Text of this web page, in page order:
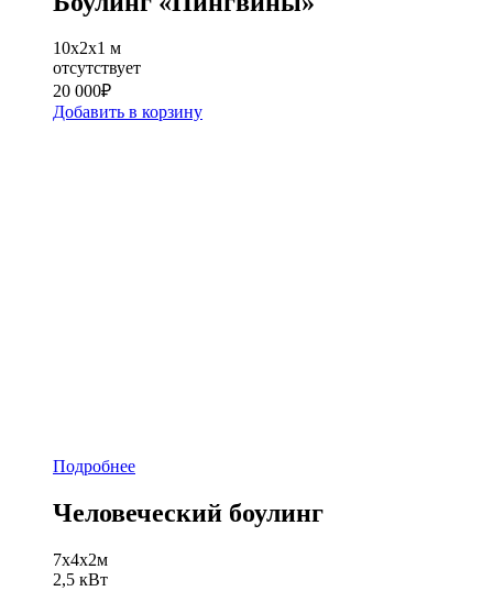
10x2x1 м
отсутствует
20 000₽
Добавить в корзину
Подробнее
Человеческий боулинг
7x4x2м
2,5 кВт